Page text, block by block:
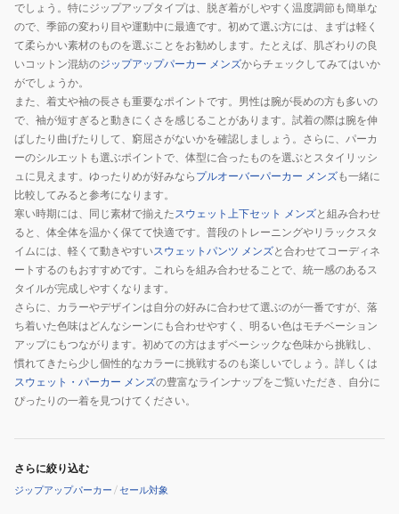
でしょう。特にジップアップタイプは、脱ぎ着がしやすく温度調節も簡単な
ので、季節の変わり目や運動中に最適です。初めて選ぶ方には、まずは軽く
て柔らかい素材のものを選ぶことをお勧めします。たとえば、肌ざわりの良
いコットン混紡のジップアップパーカー メンズからチェックしてみてはいか
がでしょうか。
また、着丈や袖の長さも重要なポイントです。男性は腕が長めの方も多いの
で、袖が短すぎると動きにくさを感じることがあります。試着の際は腕を伸
ばしたり曲げたりして、窮屈さがないかを確認しましょう。さらに、パーカ
ーのシルエットも選ぶポイントで、体型に合ったものを選ぶとスタイリッシ
ュに見えます。ゆったりめが好みなら プルオーバーパーカー メンズも一緒に
比較してみると参考になります。
寒い時期には、同じ素材で揃えたスウェット上下セット メンズと組み合わせ
ると、体全体を温かく保てて快適です。普段のトレーニングやリラックスタ
イムには、軽くて動きやすいスウェットパンツ メンズと合わせてコーディネ
ートするのもおすすめです。これらを組み合わせることで、統一感のあるス
タイルが完成しやすくなります。
さらに、カラーやデザインは自分の好みに合わせて選ぶのが一番ですが、落
ち着いた色味はどんなシーンにも合わせやすく、明るい色はモチベーション
アップにもつながります。初めての方はまずベーシックな色味から挑戦し、
慣れてきたら少し個性的なカラーに挑戦するのも楽しいでしょう。詳しくは
スウェット・パーカー メンズの豊富なラインナップをご覧いただき、自分に
ぴったりの一着を見つけてください。
さらに絞り込む
ジップアップパーカー /セール対象